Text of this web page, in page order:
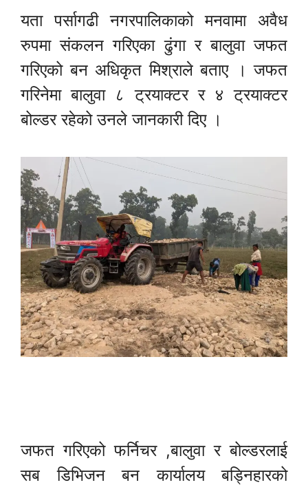
यता पर्सागढी नगरपालिकाको मनवामा अवैध
रुपमा संकलन गरिएका ढुंगा र बालुवा जफत
गरिएको बन अधिकृत मिश्राले बताए । जफत
गरिनेमा बालुवा ८ ट्रयाक्टर र ४ ट्रयाक्टर
बोल्डर रहेको उनले जानकारी दिए ।
जफत गरिएको फर्निचर ,बालुवा र बोल्डरलाई
सब डिभिजन बन कार्यालय बड्निहारको